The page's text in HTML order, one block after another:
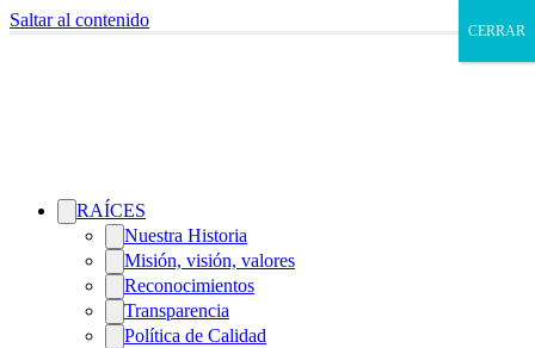
Saltar al contenido
RAÍCES
Nuestra Historia
Misión, visión, valores
Reconocimientos
Transparencia
Política de Calidad
CERRAR